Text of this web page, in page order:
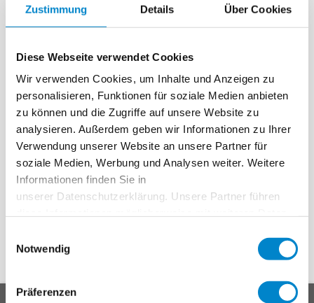
Zustimmung Details Über Cookies
Diese Webseite verwendet Cookies
Wir verwenden Cookies, um Inhalte und Anzeigen zu
personalisieren, Funktionen für soziale Medien anbieten
zu können und die Zugriffe auf unsere Website zu
analysieren. Außerdem geben wir Informationen zu Ihrer
Verwendung unserer Website an unsere Partner für
soziale Medien, Werbung und Analysen weiter. Weitere
Informationen finden Sie in
unserer Datenschutzerklärung. Unsere Partner führen
sie im Rahmen Ihrer Nutzung der Dienste gesammelt
haben. Weitere Informationen erhalten Sie in unserer
Notwendig
Präferenzen
Auf insgesamt 28 Quadratmetern können sich die
Abdichtungslösungen für unterschiedliche
durch die lokalen Triflex-Mitarbeiter beraten
lassen.
Sie sind neugierig geworden und möchten sich
eine zuverlässige, persönliche und
fachgerechte Beratung nicht entgehen lassen?
Dann besuchen Sie uns am Stand 2303 in der
Messehalle 2.2